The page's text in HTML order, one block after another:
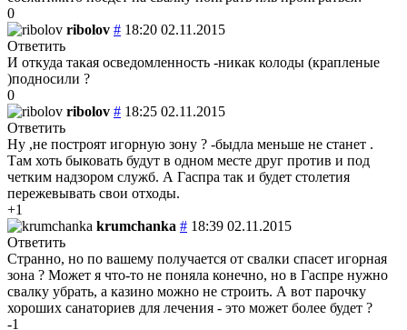
0
ribolov # 18:20 02.11.2015
Ответить
И откуда такая осведомленность -никак колоды (крапленые
)подносили ?
0
ribolov # 18:25 02.11.2015
Ответить
Ну ,не построят игорную зону ? -быдла меньше не станет .
Там хоть быковать будут в одном месте друг против и под
четким надзором служб. А Гаспра так и будет столетия
пережевывать свои отходы.
+1
krumchanka # 18:39 02.11.2015
Ответить
Странно, но по вашему получается от свалки спасет игорная
зона ? Может я что-то не поняла конечно, но в Гаспре нужно
свалку убрать, а казино можно не строить. А вот парочку
хороших санаториев для лечения - это может более будет ?
-1